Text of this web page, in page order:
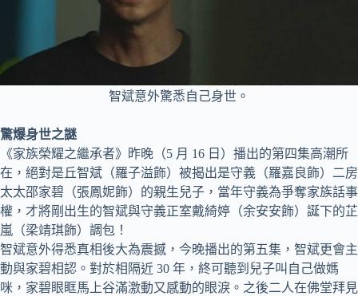
智斌意外驚悉自己身世。
驚爆身世之謎
《家族榮耀之繼承者》昨晚（5 月 16 日）播出的第四集高潮所
在，絕對是丘智斌（羅子溢飾）被揭出是守義（羅嘉良飾）二房
太太邵家碧（張鳳妮飾）的親生兒子，當年守義為爭奪家族話事
權，才將剛出生的智斌與守義正室戴綺婷（余安安飾）誕下的芷
嵐（梁靖琪飾）調包！
智斌意外得悉真相後大為震撼，今晚播出的第五集，智斌更會主
動與家碧相認。對於相隔近 30 年，終可聽到兒子叫自己做媽
咪，家碧眼眶馬上谷滿激動又感動的眼淚。之後二人在佛堂拜見